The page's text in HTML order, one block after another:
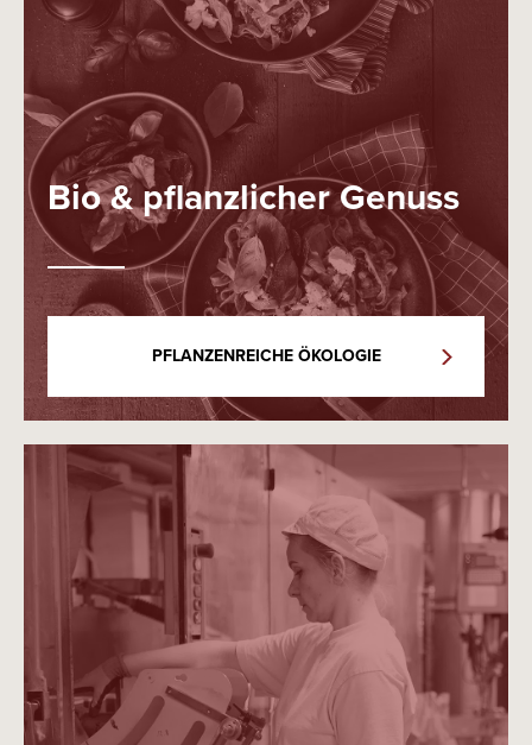
Bio & pflanzlicher Genuss
PFLANZENREICHE ÖKOLOGIE